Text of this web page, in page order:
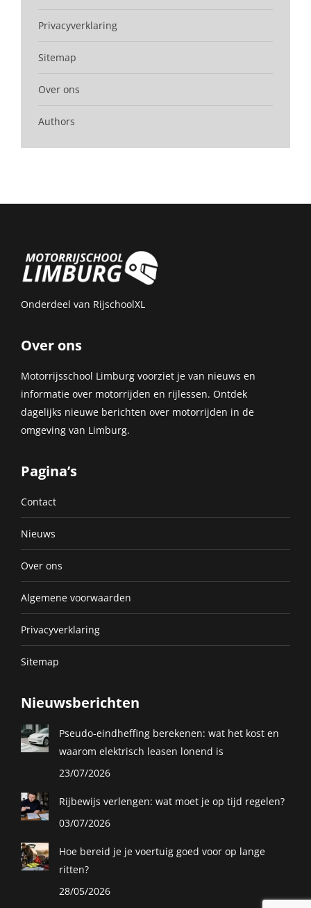
Privacyverklaring
Sitemap
Over ons
Authors
Onderdeel van RijschoolXL
Over ons
Motorrijsschool Limburg voorziet je van nieuws en
informatie over motorrijden en rijlessen. Ontdek
dagelijks nieuwe berichten over motorrijden in de
omgeving van Limburg.
Pagina’s
Contact
Nieuws
Over ons
Algemene voorwaarden
Privacyverklaring
Sitemap
Nieuwsberichten
Pseudo-eindheffing berekenen: wat het kost en
waarom elektrisch leasen lonend is
23/07/2026
Rijbewijs verlengen: wat moet je op tijd regelen?
03/07/2026
Hoe bereid je je voertuig goed voor op lange
ritten?
28/05/2026